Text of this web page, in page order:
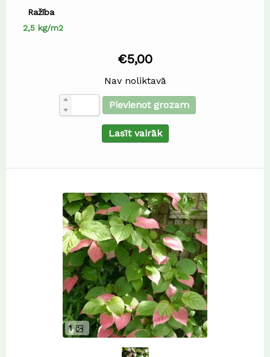
Ražība
2,5 kg/m2
€5,00
Nav noliktavā
Pievienot grozam
Lasīt vairāk
1